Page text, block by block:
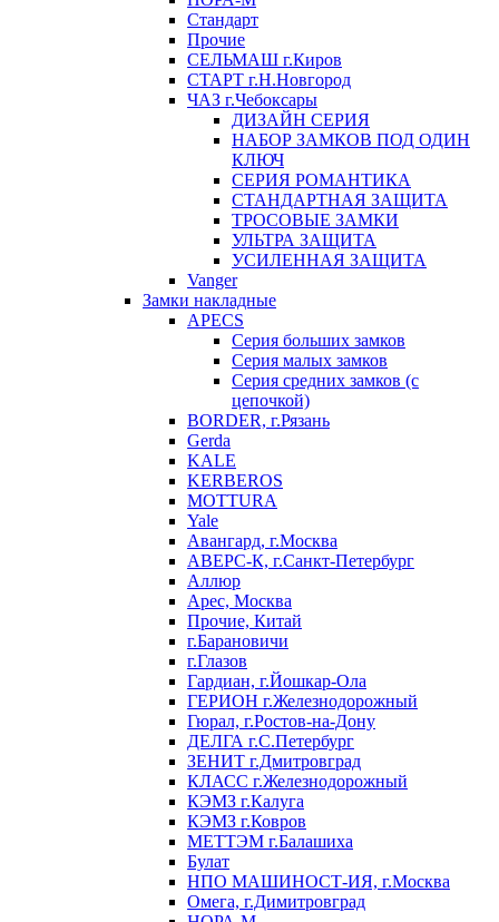
Стандарт
Прочие
СЕЛЬМАШ г.Киров
СТАРТ г.Н.Новгород
ЧАЗ г.Чебоксары
ДИЗАЙН СЕРИЯ
НАБОР ЗАМКОВ ПОД ОДИН
КЛЮЧ
СЕРИЯ РОМАНТИКА
СТАНДАРТНАЯ ЗАЩИТА
ТРОСОВЫЕ ЗАМКИ
УЛЬТРА ЗАЩИТА
УСИЛЕННАЯ ЗАЩИТА
Vanger
Замки накладные
APECS
Серия больших замков
Серия малых замков
Серия средних замков (с
цепочкой)
BORDER, г.Рязань
Gerda
KALE
KERBEROS
MOTTURA
Yale
Авангард, г.Москва
АВЕРС-К, г.Санкт-Петербург
Аллюр
Арес, Москва
Прочие, Китай
г.Барановичи
г.Глазов
Гардиан, г.Йошкар-Ола
ГЕРИОН г.Железнодорожный
Гюрал, г.Ростов-на-Дону
ДЕЛГА г.С.Петербург
ЗЕНИТ г.Дмитровград
КЛАСС г.Железнодорожный
КЭМЗ г.Калуга
КЭМЗ г.Ковров
МЕТТЭМ г.Балашиха
Булат
НПО МАШИНОСТ-ИЯ, г.Москва
Омега, г.Димитровград